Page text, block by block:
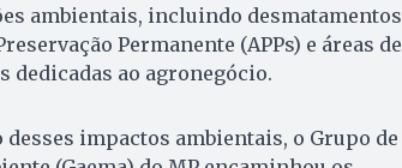
ambientais, incluindo desmatamentos
Permanente (APPs) e áreas de
ao agronegócio.
impactos ambientais, o Grupo de